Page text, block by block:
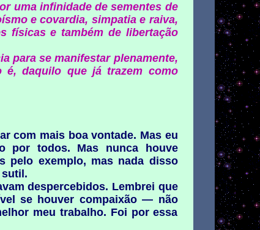
uma infinidade de sementes de
e covardia, simpatia e raiva,
físicas e também de libertação
para se manifestar plenamente,
é, daquilo que já trazem como
com mais boa vontade. Mas eu
por todos. Mas nunca houve
pelo exemplo, mas nada disso
sutil.
despercebidos. Lembrei que
se houver compaixão — não
meu trabalho. Foi por essa